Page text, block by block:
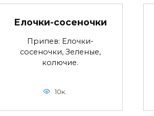
Елочки-сосеночки
Припев: Елочки-
сосеночки, Зеленые,
колючие.
10к.